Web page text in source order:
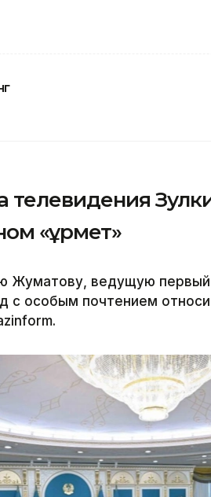
телевидения
«Құрмет»
Жуматову, ведущую первый
с особым почтением